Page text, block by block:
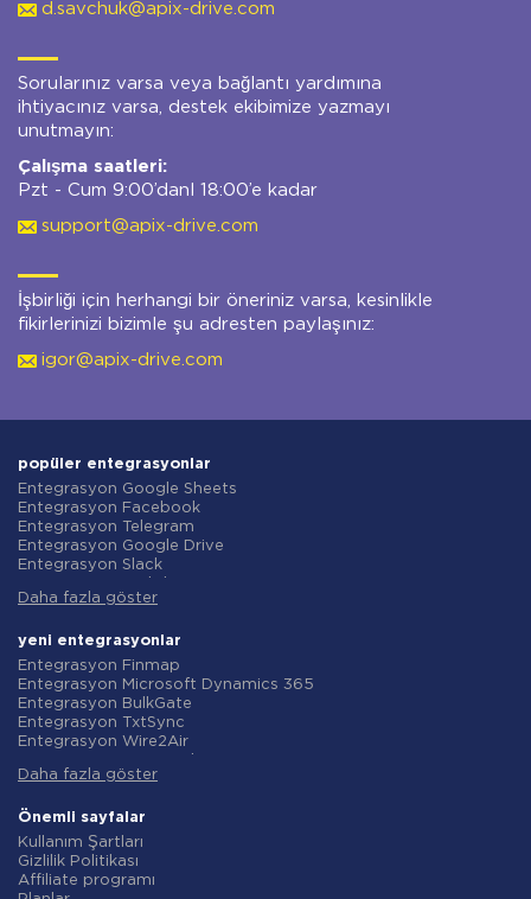
d.savchuk@apix-drive.com
Sorularınız varsa veya bağlantı yardımına
ihtiyacınız varsa, destek ekibimize yazmayı
unutmayın:
Çalışma saatleri:
Pzt - Cum 9:00’danl 18:00’e kadar
support@apix-drive.com
İşbirliği için herhangi bir öneriniz varsa, kesinlikle
fikirlerinizi bizimle şu adresten paylaşınız:
igor@apix-drive.com
popüler entegrasyonlar
Entegrasyon Google Sheets
Entegrasyon Facebook
Entegrasyon Telegram
Entegrasyon Google Drive
Entegrasyon Slack
Entegrasyon Gmail
Entegrasyon ClickUp
Entegrasyon Airtable
Entegrasyon Google Contacts
Entegrasyon OpenAI (ChatGPT)
Entegrasyon Instagram
Entegrasyon ActiveCampaign
Entegrasyon Typeform
Entegrasyon Salesforce CRM
Entegrasyon Notion
Entegrasyon AWeber
Entegrasyon Asana
Entegrasyon ZOHO CRM
Daha fazla göster
yeni entegrasyonlar
Entegrasyon Finmap
Entegrasyon Microsoft Dynamics 365
Entegrasyon BulkGate
Entegrasyon TxtSync
Entegrasyon Wire2Air
Entegrasyon Infobip
Entegrasyon AtomPark
Entegrasyon TXTImpact
Entegrasyon Campaign Monitor
Entegrasyon CM.com
Entegrasyon D7 Networks
Daha fazla göster
Önemli sayfalar
Kullanım Şartları
Gizlilik Politikası
Affiliate programı